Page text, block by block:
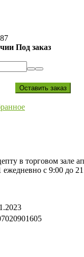
Под заказ
в торговом зале
ежедневно с 9:00 до